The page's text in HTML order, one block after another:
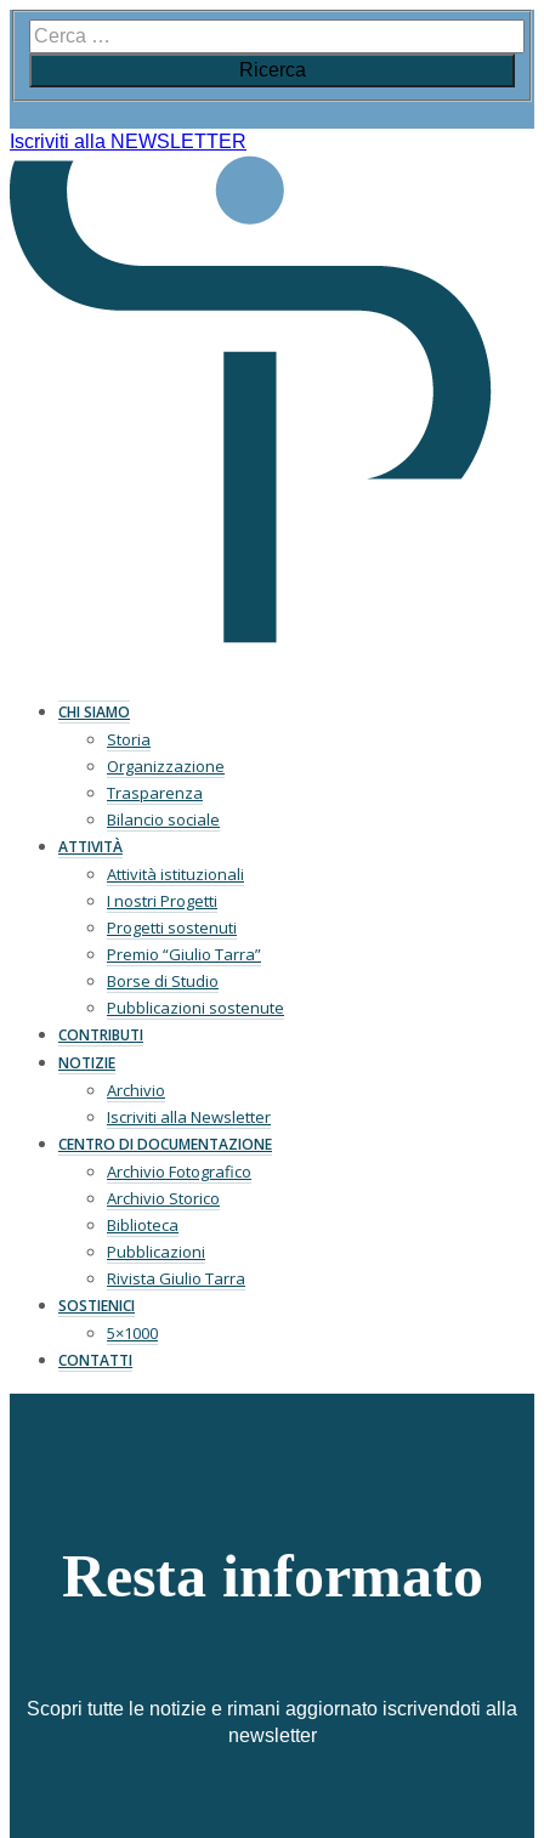
Iscriviti alla NEWSLETTER
CHI SIAMO
Storia
Organizzazione
Trasparenza
Bilancio sociale
ATTIVITÀ
Attività istituzionali
I nostri Progetti
Progetti sostenuti
Premio “Giulio Tarra”
Borse di Studio
Pubblicazioni sostenute
CONTRIBUTI
NOTIZIE
Archivio
Iscriviti alla Newsletter
CENTRO DI DOCUMENTAZIONE
Archivio Fotografico
Archivio Storico
Biblioteca
Pubblicazioni
Rivista Giulio Tarra
SOSTIENICI
5×1000
CONTATTI
Resta informato
Scopri tutte le notizie e rimani aggiornato iscrivendoti alla
newsletter